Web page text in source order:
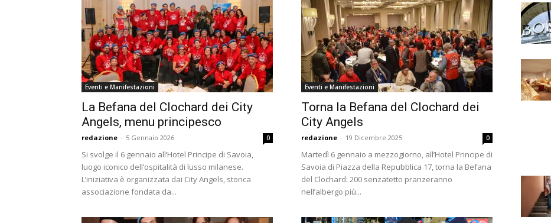
Eventi e Manifestazioni
La Befana del Clochard dei City
Angels, menu principesco
redazione - 5 Gennaio 2026 0
Si svolge il 6 gennaio all’Hotel Principe di Savoia,
luogo iconico dell’ospitalità di lusso milanese.
L’iniziativa è organizzata dai City Angels, storica
associazione fondata da...
Eventi e Manifestazioni
Torna la Befana del Clochard dei
City Angels
redazione - 19 Dicembre 2025 0
Martedì 6 gennaio a mezzogiorno, all’Hotel Principe di
Savoia di Piazza della Repubblica 17, torna la Befana
del Clochard: 200 senzatetto pranzeranno
nell’albergo più...